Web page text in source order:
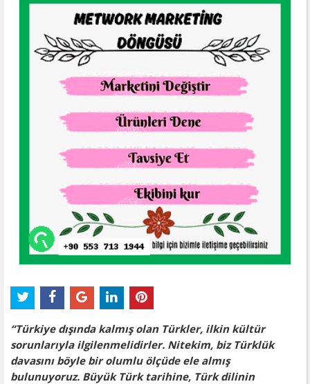
“Türkiye dışında kalmış olan Türkler, ilkin kültür
sorunlarıyla ilgilenmelidirler. Nitekim, biz Türklük
davasını böyle bir olumlu ölçüde ele almış
bulunuyoruz. Büyük Türk tarihine, Türk dilinin